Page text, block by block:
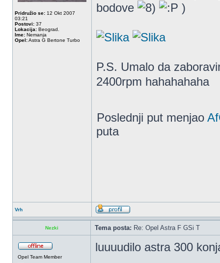
Pridružio se: 12 Okt 2007
03:21
Postovi: 37
Lokacija: Beograd.
Ime: Nemanja
Opel:Astra G Bertone Turbo
bodove
)
P.S. Umalo da
2400rpm hahahahaha
Poslednji put menjao
puta
Vrh
Nezki Tema posta: Re: Opel Astra F GSi T
Opel Team Member
luuuudilo astra 300